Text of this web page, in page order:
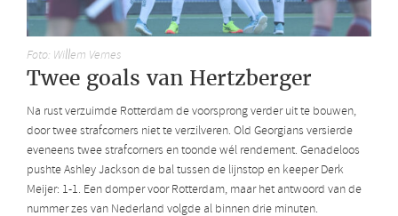
Foto: Willem Vernes
Twee goals van Hertzberger
Na rust verzuimde Rotterdam de voorsprong verder uit te bouwen,
door twee strafcorners niet te verzilveren. Old Georgians versierde
eveneens twee strafcorners en toonde wél rendement. Genadeloos
pushte Ashley Jackson de bal tussen de lijnstop en keeper Derk
Meijer: 1-1. Een domper voor Rotterdam, maar het antwoord van de
nummer zes van Nederland volgde al binnen drie minuten.